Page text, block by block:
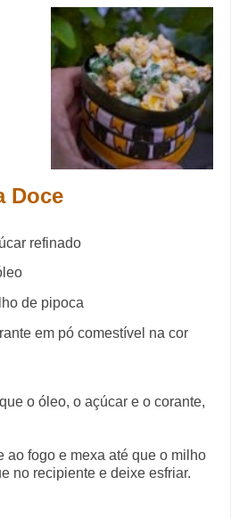
Doce
refinado
de pipoca
em pó comestível na cor
o óleo, o açúcar e o corante,
ao fogo e mexa até que o milho
no recipiente e deixe esfriar.